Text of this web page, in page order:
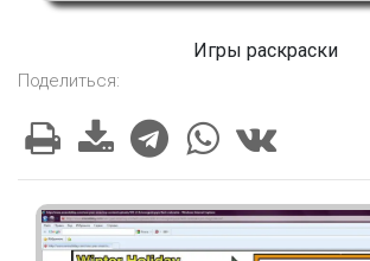
Игры раскраски
Поделиться: